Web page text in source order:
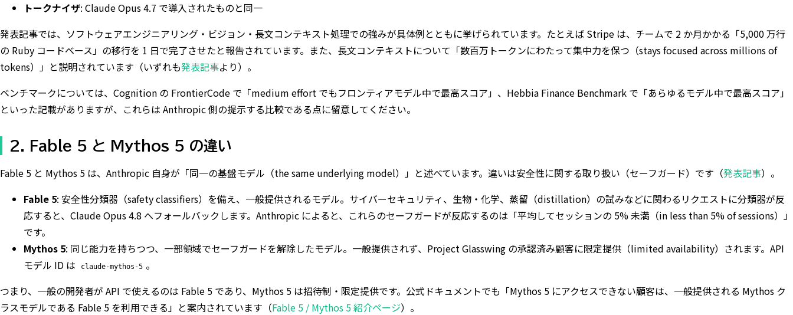
トークナイザ: Claude Opus 4.7 で導入されたものと同一
発表記事では、ソフトウェアエンジニアリング・ビジョン・長文コンテキスト処理での強みが具体例とともに挙げられています。たとえば Stripe は、チームで 2 か月かかる「5,000 万行
の Ruby コードベース」の移行を 1 日で完了させたと報告されています。また、長文コンテキストについて「数百万トークンにわたって集中力を保つ（stays focused across millions of
tokens）」と説明されています（いずれも発表記事より）。
ベンチマークについては、Cognition の FrontierCode で「medium effort でもフロンティアモデル中で最高スコア」、Hebbia Finance Benchmark で「あらゆるモデル中で最高スコア」
といった記載がありますが、これらは Anthropic 側の提示する比較である点に留意してください。
2. Fable 5 と Mythos 5 の違い
Fable 5 と Mythos 5 は、Anthropic 自身が「同一の基盤モデル（the same underlying model）」と述べています。違いは安全性に関する取り扱い（セーフガード）です（発表記事）。
Fable 5: 安全性分類器（safety classifiers）を備え、一般提供されるモデル。サイバーセキュリティ、生物・化学、蒸留（distillation）の試みなどに関わるリクエストに分類器が反
応すると、Claude Opus 4.8 へフォールバックします。Anthropic によると、これらのセーフガードが反応するのは「平均してセッションの 5% 未満（in less than 5% of sessions）」
です。
Mythos 5: 同じ能力を持ちつつ、一部領域でセーフガードを解除したモデル。一般提供されず、Project Glasswing の承認済み顧客に限定提供（limited availability）されます。API
モデル ID は
claude-mythos-5 。
つまり、一般の開発者が API で使えるのは Fable 5 であり、Mythos 5 は招待制・限定提供です。公式ドキュメントでも「Mythos 5 にアクセスできない顧客は、一般提供される Mythos ク
ラスモデルである Fable 5 を利用できる」と案内されています（Fable 5 / Mythos 5 紹介ページ）。